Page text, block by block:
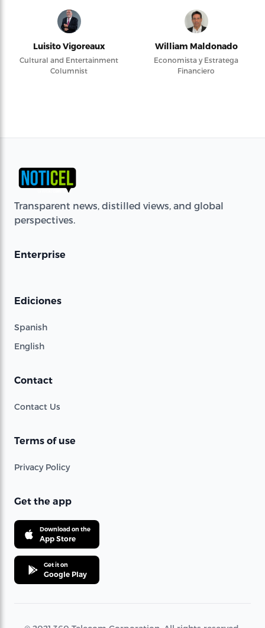
Luisito Vigoreaux
Cultural and Entertainment
Columnist
William Maldonado
Economista y Estratega
Financiero
Transparent news, distilled views, and global
perspectives.
Enterprise
Ediciones
Spanish
English
Contact
Contact Us
Terms of use
Privacy Policy
Get the app
Download on the
App Store
Get it on
Google Play